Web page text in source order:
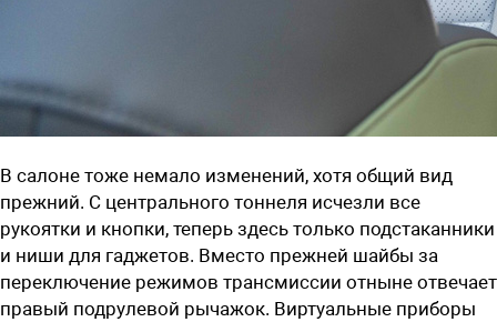
В салоне тоже немало изменений, хотя общий вид
прежний. С центрального тоннеля исчезли все
рукоятки и кнопки, теперь здесь только подстаканники
и ниши для гаджетов. Вместо прежней шайбы за
переключение режимов трансмиссии отныне отвечает
правый подрулевой рычажок. Виртуальные приборы